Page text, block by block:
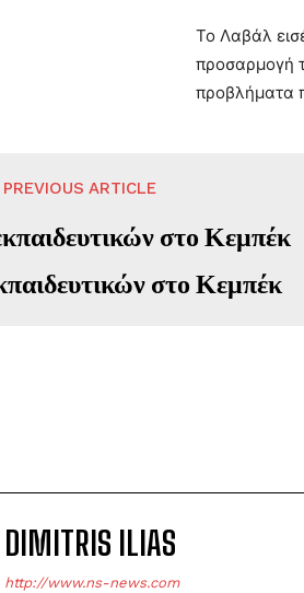
Το Λαβάλ
προσαρμογή
προβλήματα
PREVIOUS ARTICLE
στο Κεμπέκ
DIMITRIS ILIAS
http://www.ns-news.com